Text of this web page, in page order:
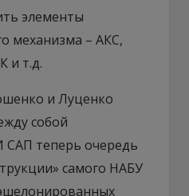
элементы
механизма – АКС,
и т.д.
и Луценко
собой
САП теперь очередь
самого НАБУ